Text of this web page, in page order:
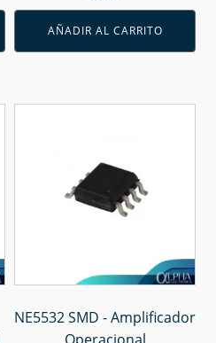
AÑADIR AL CARRITO
NE5532 SMD - Amplificador